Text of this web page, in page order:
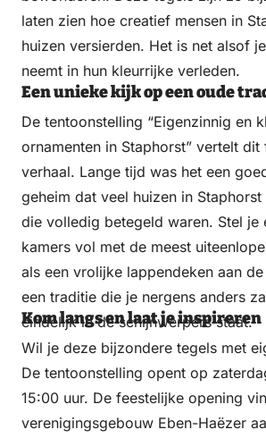
laten zien hoe creatief mensen in
huizen versierden. Het is net alsof
neemt in hun kleurrijke verleden.
Een unieke kijk op een oude
De tentoonstelling “Eigenzinnig en
ornamenten in Staphorst” vertelt dit
verhaal. Lange tijd was het een
geheim dat veel huizen in
die volledig betegeld waren. Stel je
kamers vol met de meest
als een vrolijke lappendeken aan
een traditie die je nergens anders
eindelijk in de schijnwerpers staat.
Kom langs en laat je inspireren
Wil je deze bijzondere tegels met
De tentoonstelling opent op
15:00 uur. De feestelijke opening
verenigingsgebouw Eben-Haëzer